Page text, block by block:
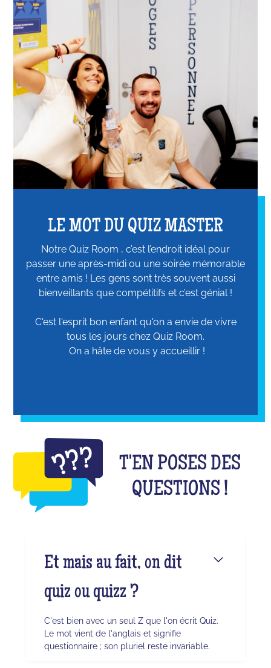
LE MOT DU QUIZ MASTER
Notre Quiz Room , c’est l’endroit idéal pour
passer une après-midi ou une soirée mémorable
entre amis ! Les gens sont très souvent aussi
bienveillants que compétitifs et c’est génial !
C'est l'esprit bon enfant qu'on a envie de vivre
tous les jours chez Quiz Room.
On a hâte de vous y accueillir !
T'EN POSES DES
QUESTIONS !
Et mais au fait, on dit
quiz ou quizz ?
C'est bien avec un seul Z que l'on écrit Quiz.
Le mot vient de l'anglais et signifie
questionnaire ; son pluriel reste invariable.